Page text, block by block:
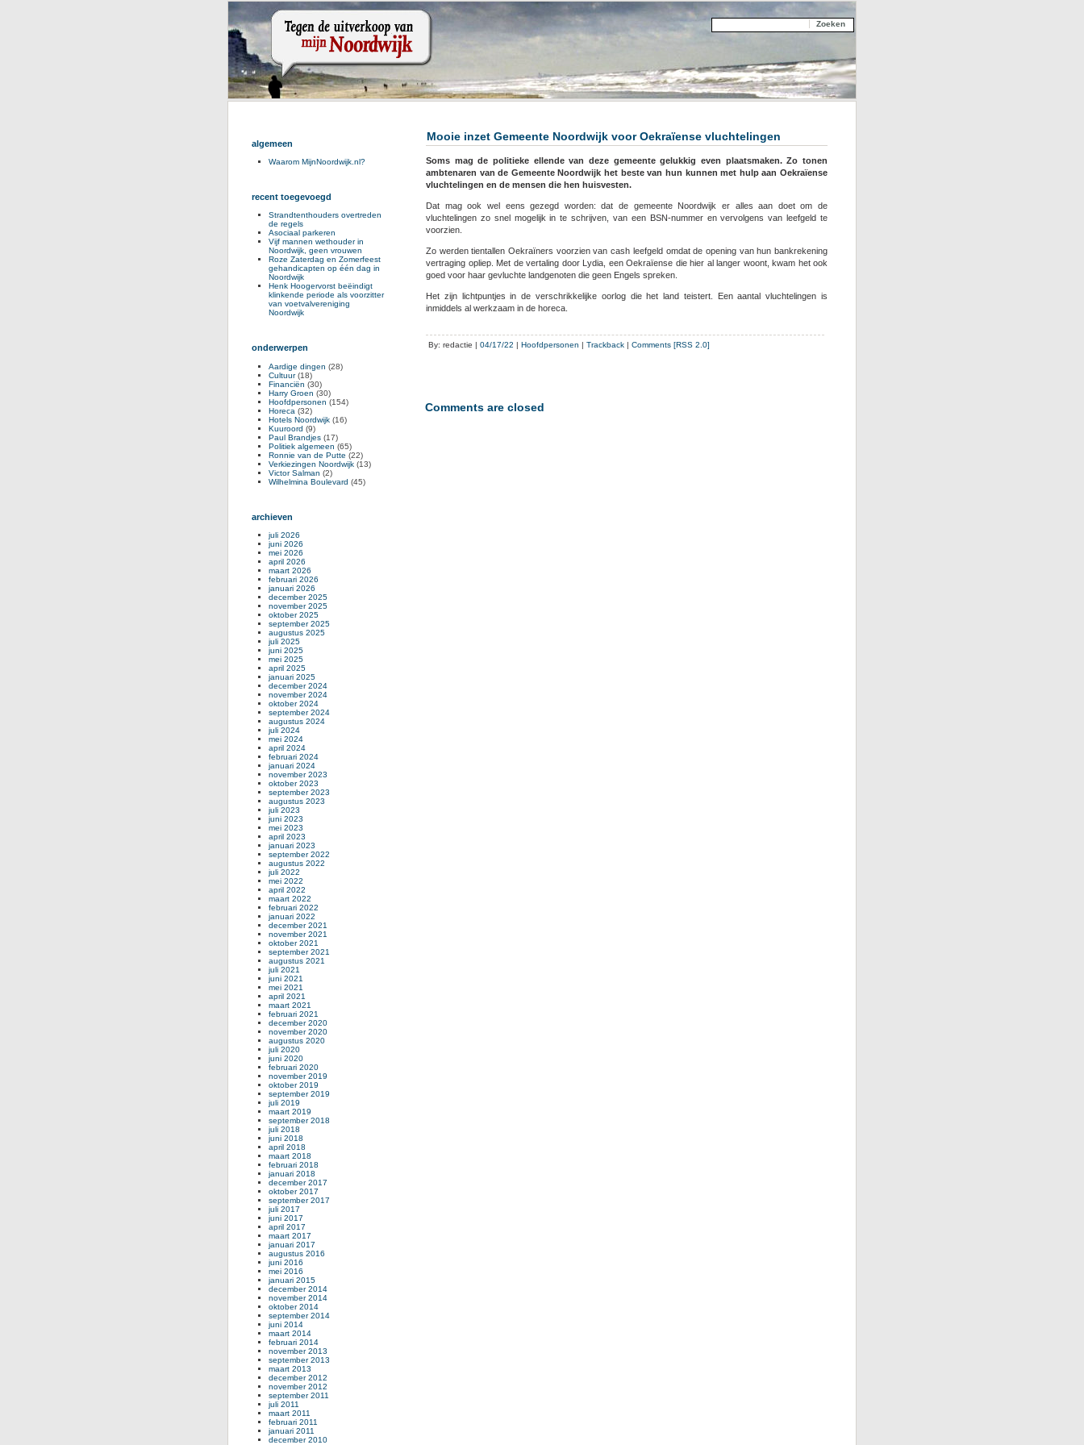
Mooie inzet Gemeente Noordwijk voor Oekraïense vluchtelingen
Soms mag de politieke ellende van deze gemeente gelukkig even plaatsmaken. Zo tonen
ambtenaren van de Gemeente Noordwijk het beste van hun kunnen met hulp aan Oekraïense
vluchtelingen en de mensen die hen huisvesten.
Dat mag ook wel eens gezegd worden: dat de gemeente Noordwijk er alles aan doet om de
vluchtelingen zo snel mogelijk in te schrijven, van een BSN-nummer en vervolgens van leefgeld te
voorzien.
Zo werden tientallen Oekraïners voorzien van cash leefgeld omdat de opening van hun bankrekening
vertraging opliep. Met de vertaling door Lydia, een Oekraïense die hier al langer woont, kwam het ook
goed voor haar gevluchte landgenoten die geen Engels spreken.
Het zijn lichtpuntjes in de verschrikkelijke oorlog die het land teistert. Een aantal vluchtelingen is
inmiddels al werkzaam in de horeca.
By: redactie | 04/17/22 | Hoofdpersonen | Trackback | Comments [RSS 2.0]
Comments are closed
algemeen
Waarom MijnNoordwijk.nl?
recent toegevoegd
Strandtenthouders overtreden
de regels
Asociaal parkeren
Vijf mannen wethouder in
Noordwijk, geen vrouwen
Roze Zaterdag en Zomerfeest
gehandicapten op één dag in
Noordwijk
Henk Hoogervorst beëindigt
klinkende periode als voorzitter
van voetvalvereniging
Noordwijk
onderwerpen
Aardige dingen (28)
Cultuur(18)
Financiën (30)
Harry Groen (30)
Hoofdpersonen (154)
Horeca (32)
Hotels Noordwijk (16)
Kuuroord (9)
Paul Brandjes (17)
Politiek algemeen (65)
Ronnie van de Putte (22)
Verkiezingen Noordwijk (13)
Victor Salman (2)
Wilhelmina Boulevard (45)
archieven
juli 2026
juni 2026
mei 2026
april 2026
maart 2026
februari 2026
januari 2026
december 2025
november 2025
oktober 2025
september 2025
augustus 2025
juli 2025
juni 2025
mei 2025
april 2025
januari 2025
december 2024
november 2024
oktober 2024
september 2024
augustus 2024
juli 2024
mei 2024
april 2024
februari 2024
januari 2024
november 2023
oktober 2023
september 2023
augustus 2023
juli 2023
juni 2023
mei 2023
april 2023
januari 2023
september 2022
augustus 2022
juli 2022
mei 2022
april 2022
maart 2022
februari 2022
januari 2022
december 2021
november 2021
oktober 2021
september 2021
augustus 2021
juli 2021
juni 2021
mei 2021
april 2021
maart 2021
februari 2021
december 2020
november 2020
augustus 2020
juli 2020
juni 2020
februari 2020
november 2019
oktober 2019
september 2019
juli 2019
maart 2019
september 2018
juli 2018
juni 2018
april 2018
maart 2018
februari 2018
januari 2018
december 2017
oktober 2017
september 2017
juli 2017
juni 2017
april 2017
maart 2017
januari 2017
augustus 2016
juni 2016
mei 2016
januari 2015
december 2014
november 2014
oktober 2014
september 2014
juni 2014
maart 2014
februari 2014
november 2013
september 2013
maart 2013
december 2012
november 2012
september 2011
juli 2011
maart 2011
februari 2011
januari 2011
december 2010